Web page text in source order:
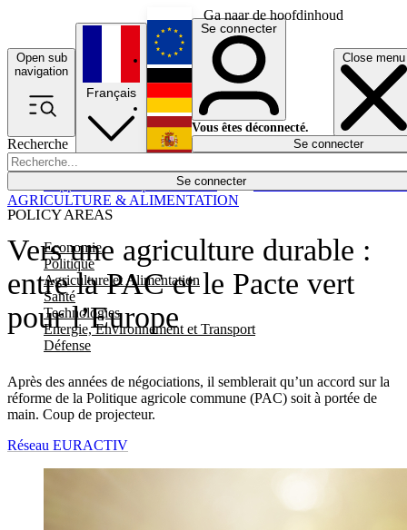
Ga naar de hoofdinhoud
Open sub
navigation
Close menu
Recherche
Se connecter
POLICY AREAS
Economie
Politique
Agriculture et Alimentation
Santé
Technologies
Energie, Environnement et Transport
Défense
Économie
Français
English
Deutsch
Español
Se connecter
Vous êtes déconnecté.
Se connecter
Vers une agriculture durable :
entre la PAC et le Pacte vert
pour l’Europe
Après des années de négociations, il semblerait qu’un accord sur la
réforme de la Politique agricole commune (PAC) soit à portée de
main. Coup de projecteur.
AGRICULTURE & ALIMENTATION
Réseau EURACTIV